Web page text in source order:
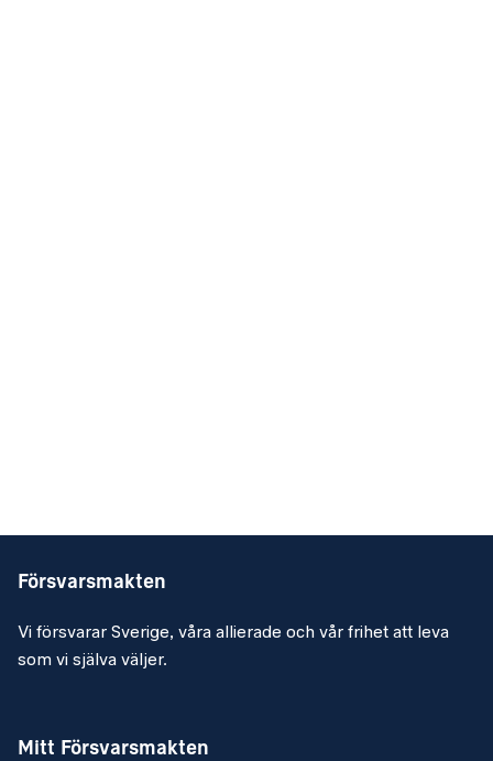
Försvarsmakten
Vi försvarar Sverige, våra allierade och vår frihet att leva
som vi själva väljer.
Mitt Försvarsmakten